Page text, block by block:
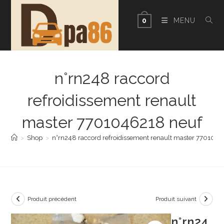
0 MENU
n°rn248 raccord
refroidissement renault
master 7701046218 neuf
> Shop > n°rn248 raccord refroidissement renault master
Produit précédent Produit suivant